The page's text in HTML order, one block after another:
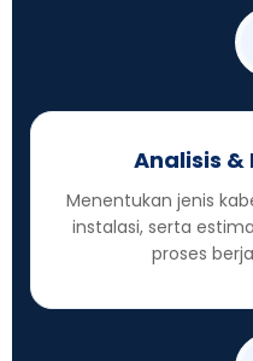
Analisis
Menentukan jenis
instalasi, serta
proses